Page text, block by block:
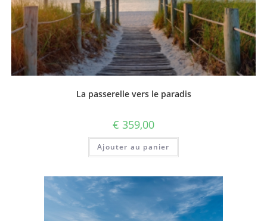
La passerelle vers le paradis
€ 359,00
Ajouter au panier